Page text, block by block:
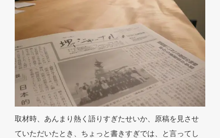
取材時、あんまり熱く語りすぎたせいか、原稿を見させ
ていただいたとき、ちょっと書きすぎでは、と言ってし